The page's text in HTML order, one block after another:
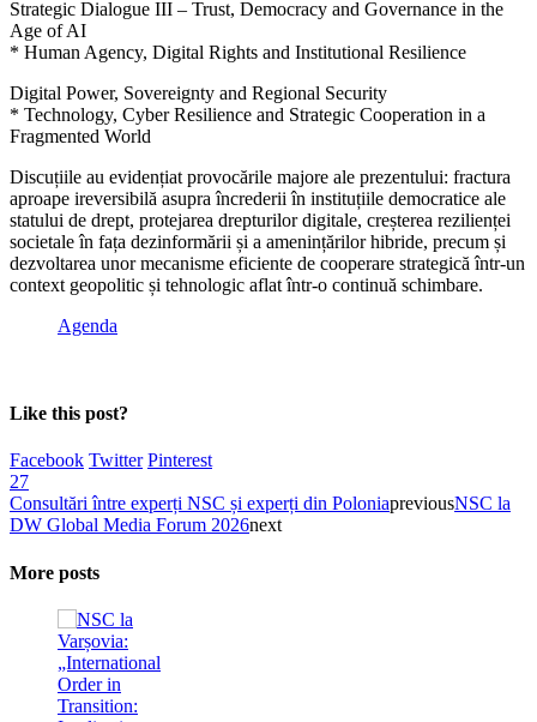
Strategic Dialogue III – Trust, Democracy and Governance in the
Age of AI
* Human Agency, Digital Rights and Institutional Resilience
Digital Power, Sovereignty and Regional Security
* Technology, Cyber Resilience and Strategic Cooperation in a
Fragmented World
Discuțiile au evidențiat provocările majore ale prezentului: fractura
aproape ireversibilă asupra încrederii în instituțiile democratice ale
statului de drept, protejarea drepturilor digitale, creșterea rezilienței
societale în fața dezinformării și a amenințărilor hibride, precum și
dezvoltarea unor mecanisme eficiente de cooperare strategică într-un
context geopolitic și tehnologic aflat într-o continuă schimbare.
Agenda
Like this post?
Facebook Twitter Pinterest
27
Consultări între experți NSC și experți din PoloniapreviousNSC la
DW Global Media Forum 2026next
More posts